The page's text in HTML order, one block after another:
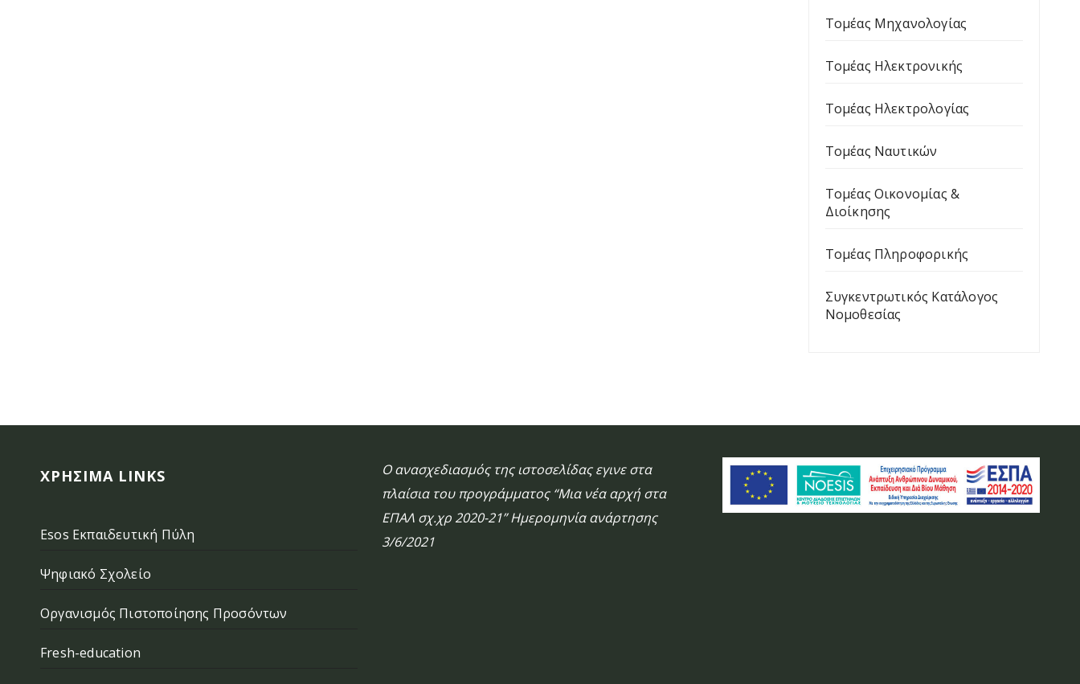
Τομέας Μηχανολογίας
Τομέας Ηλεκτρονικής
Τομέας Ηλεκτρολογίας
Τομέας Ναυτικών
Τομέας Οικονομίας &
Διοίκησης
Τομέας Πληροφορικής
Συγκεντρωτικός Κατάλογος
Νομοθεσίας
ΧΡΉΣΙΜΑ LINKS
Esos Εκπαιδευτική Πύλη
Ψηφιακό Σχολείο
Οργανισμός Πιστοποίησης Προσόντων
Fresh-education
Ο ανασχεδιασμός της ιστοσελίδας εγινε στα
πλαίσια του προγράμματος “Μια νέα αρχή στα
ΕΠΑΛ σχ.χρ 2020-21” Ημερομηνία ανάρτησης
3/6/2021